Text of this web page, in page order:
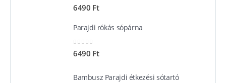
0out of 5
6490 Ft
Parajdi rókás sópárna
0out of 5
6490 Ft
Bambusz Parajdi étkezési sótartó